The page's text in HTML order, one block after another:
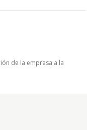
de la empresa a la